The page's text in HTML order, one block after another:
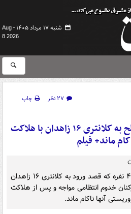
شنبه ۱۷ مرداد ۱۴۰۵ -
Aug
8 2026
۲۷ نظر
چاپ
حمله تروریست های مسلح به کلانتری ۱۶ زاهدان با هلاکت
ماند+ فیلم
صبح امروز یک تیم تروریستی ۴ نفره که قصد ورود به کلانتری ۱۶ زاهدان
خدوم انتظامی مواجه و پس از هلاکت
آنها ناکام ماند.